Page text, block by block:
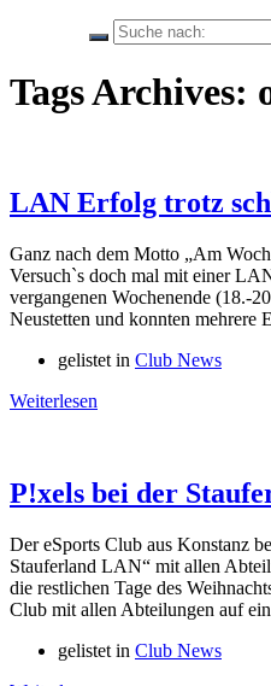
Tags Archives:
LAN Erfolg trotz
Ganz nach dem Motto „Am
Versuch`s doch mal mit einer
vergangenen Wochenende (18.-
Neustetten und konnten mehrere
gelistet in Club News
Weiterlesen
P!xels bei der
Der eSports Club aus Konstanz
Stauferland LAN“ mit allen
die restlichen Tage des
Club mit allen Abteilungen auf
gelistet in Club News